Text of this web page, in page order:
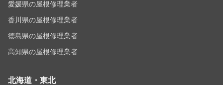
愛媛県の屋根修理業者
香川県の屋根修理業者
徳島県の屋根修理業者
高知県の屋根修理業者
北海道・東北